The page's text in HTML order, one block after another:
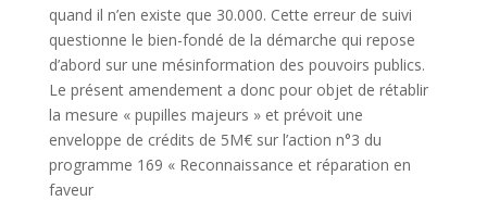
quand il n’en existe que 30.000. Cette erreur de suivi
questionne le bien-fondé de la démarche qui repose
d’abord sur une mésinformation des pouvoirs publics.
Le présent amendement a donc pour objet de rétablir
la mesure « pupilles majeurs » et prévoit une
enveloppe de crédits de 5M€ sur l’action n°3 du
programme 169 « Reconnaissance et réparation en
faveur